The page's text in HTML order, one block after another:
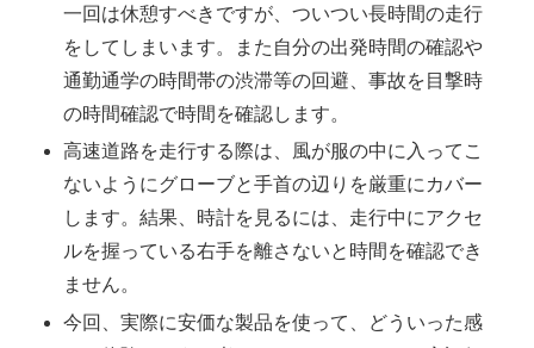
一回は休憩すべきですが、ついつい長時間の走行
をしてしまいます。また自分の出発時間の確認や
通勤通学の時間帯の渋滞等の回避、事故を目撃時
の時間確認で時間を確認します。
高速道路を走行する際は、風が服の中に入ってこ
ないようにグローブと手首の辺りを厳重にカバー
します。結果、時計を見るには、走行中にアクセ
ルを握っている右手を離さないと時間を確認でき
ません。
今回、実際に安価な製品を使って、どういった感